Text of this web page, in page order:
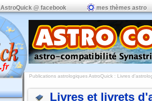
AstroQuick @ facebook mes thèmes astro
Publications astrologiques AstroQuick : Livres
Livres et livrets